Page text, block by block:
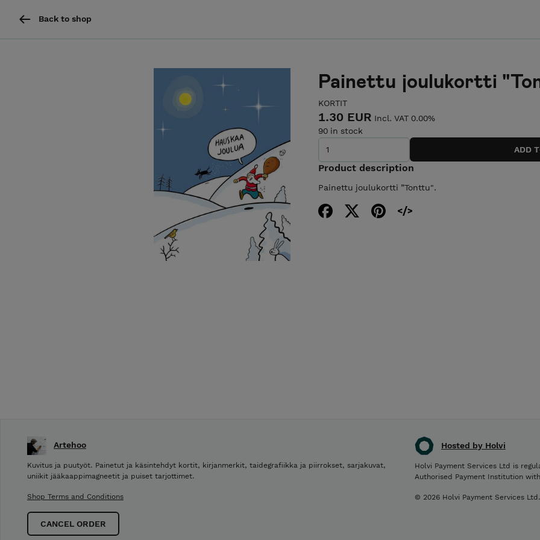
Back to shop
Painettu joulukortti
KORTIT
1.30 EUR Incl. VAT 0.00%
90 in stock
Product description
Painettu joulukortti ”Tonttu".
Hosted by Holvi
Holvi Payment Services Ltd is
Authorised Payment Institution
© 2026 Holvi Payment Services Ltd.
Artehoo
Kuvitus ja puutyöt. Painetut ja käsintehdyt kortit, kirjanmerkit, taidegrafiikka ja piirrokset, sarjakuvat,
uniikit jääkaappimagneetit ja puiset tarjottimet.
Shop Terms and Conditions
CANCEL ORDER